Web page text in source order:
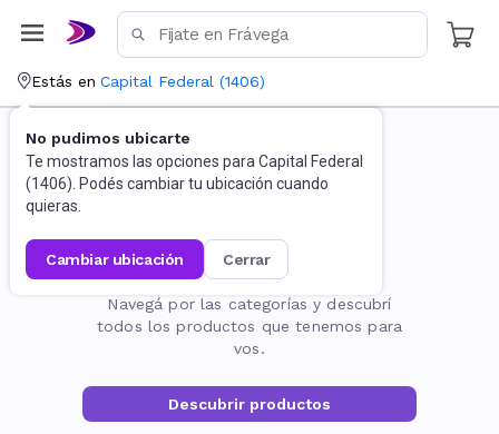
Estás en Capital Federal (1406)
No pudimos ubicarte
Te mostramos las opciones para Capital Federal
(1406). Podés cambiar tu ubicación cuando
quieras.
cambiar ubicación cerrar
La página no existe
Navegá por las categorías y descubrí
todos los productos que tenemos para
vos.
Descubrir productos